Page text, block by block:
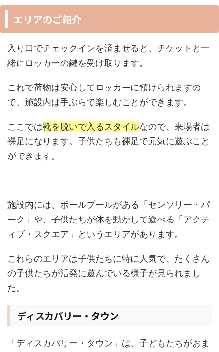
エリアのご紹介
入り口でチェックインを済ませると、チケットと一
緒にロッカーの鍵を受け取ります。
これで荷物は安心してロッカーに預けられますの
で、施設内は手ぶらで楽しむことができます。
ここでは靴を脱いで入るスタイルなので、来場者は
裸足になります。子供たちも裸足で元気に遊ぶこと
ができます。
施設内には、ボールプールがある「センソリー・パ
ーク」や、子供たちが体を動かして遊べる「アクテ
ィブ・スクエア」というエリアがあります。
これらのエリアは子供たちに特に人気で、たくさん
の子供たちが活発に遊んでいる様子が見られまし
た。
ディスカバリー・タウン
「ディスカバリー・タウン」は、子どもたちがおま